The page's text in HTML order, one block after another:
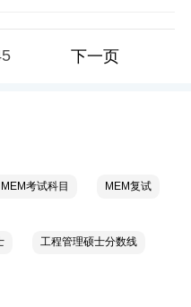
下一页
MEM考试科目 MEM复试
工程管理硕士分数线